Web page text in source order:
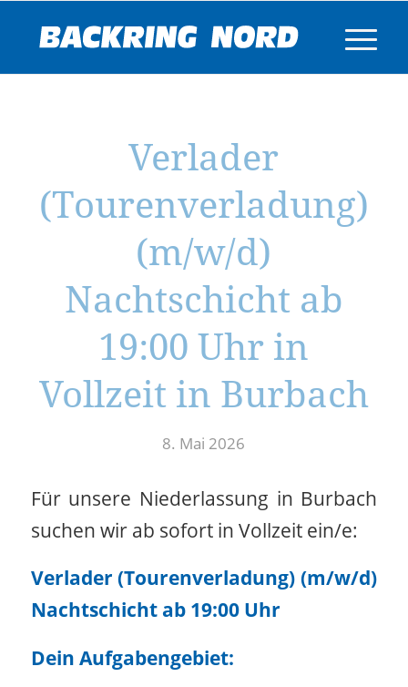
Verlader
(Tourenverladung)
(m/w/d)
Nachtschicht ab
19:00 Uhr in
Vollzeit in Burbach
8. Mai 2026
Für unsere Niederlassung in Burbach
suchen wir ab sofort in Vollzeit ein/e:
Verlader (Tourenverladung) (m/w/d)
Nachtschicht ab 19:00 Uhr
Dein Aufgabengebiet: